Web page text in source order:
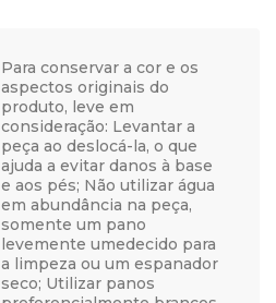
Para conservar a cor e os
aspectos originais do
produto, leve em
consideração: Levantar a
peça ao deslocá-la, o que
ajuda a evitar danos à base
e aos pés; Não utilizar água
em abundância na peça,
somente um pano
levemente umedecido para
a limpeza ou um espanador
seco; Utilizar panos